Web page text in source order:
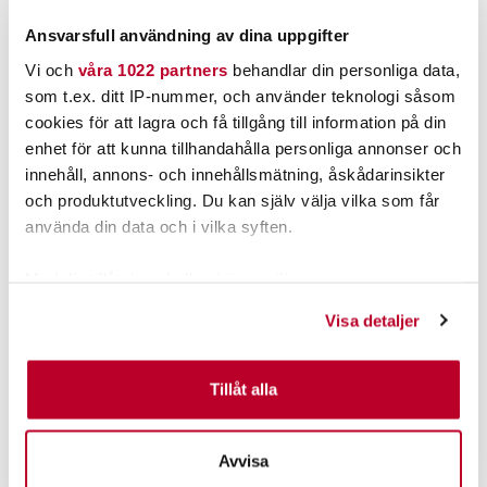
Ansvarsfull användning av dina uppgifter
Vi och våra 1022 partners behandlar din personliga data,
som t.ex. ditt IP-nummer, och använder teknologi såsom
cookies för att lagra och få tillgång till information på din
enhet för att kunna tillhandahålla personliga annonser och
innehåll, annons- och innehållsmätning, åskådarinsikter
och produktutveckling. Du kan själv välja vilka som får
använda din data och i vilka syften.
Identifiera din enhet genom att aktivt skanna den för
specifika kännetecken (fingeravtryck)
Ta reda på mer om hur dina personliga uppgifter
Du kan ändra eller dra tillbaka ditt samtycke när som
Visa detaljer
Tillåt alla
Avvisa
LÄS MER LÄGG I VARUKORGEN
ANDRA TITTADE OCKSÅ PÅ
Nuvarande pris:
Watersnake Venom SXW
54 /(36") (#7).
Nuvarande pris:
2 795,00 kr